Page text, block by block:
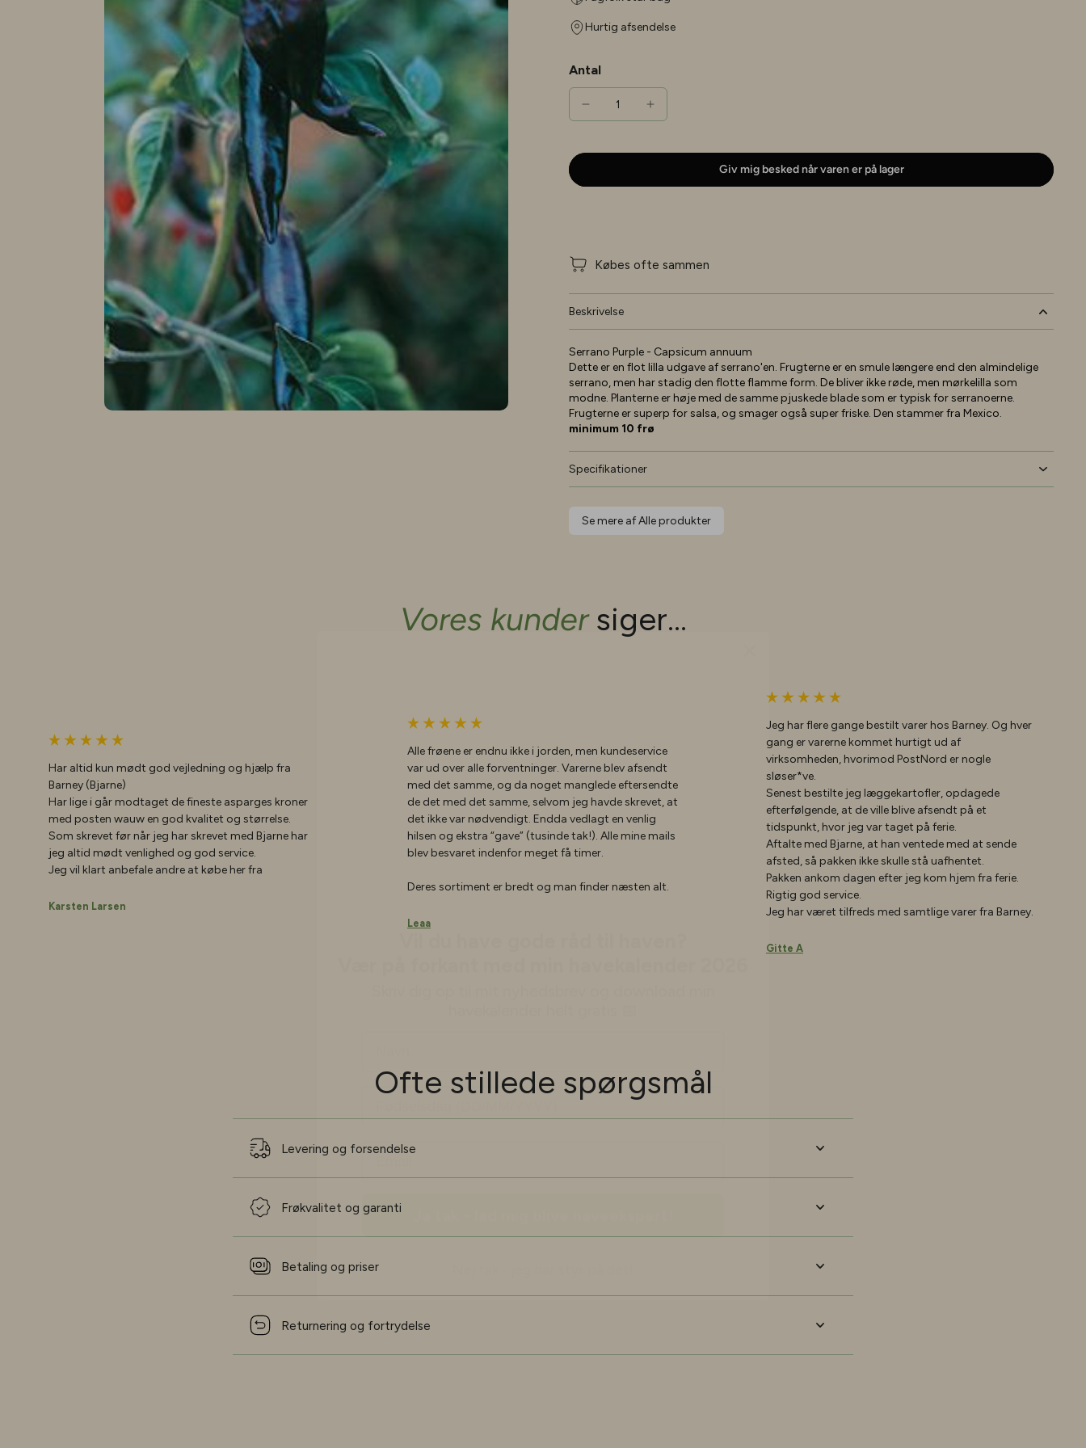
Hurtig afsendelse
Antal
Giv mig besked når varen er på lager
Købes ofte sammen
Beskrivelse
Serrano Purple - Capsicum annuum
Dette er en flot lilla udgave af serrano'en. Frugterne er en smule længere end den almindelige
serrano, men har stadig den flotte flamme form. De bliver ikke røde, men mørkelilla som
modne. Planterne er høje med de samme pjuskede blade som er typisk for serranoerne.
Frugterne er superp for salsa, og smager også super friske. Den stammer fra Mexico.
minimum 10 frø
Specifikationer
Se mere af Alle produkter
Vores kundersiger...
Har altid kun mødt god vejledning og hjælp fra
Barney (Bjarne)
Har lige i går modtaget de fineste asparges kroner
med posten wauw en god kvalitet og størrelse.
Som skrevet før når jeg har skrevet med Bjarne har
jeg altid mødt venlighed og god service.
Jeg vil klart anbefale andre at købe her fra
Karsten Larsen
Alle frøene er endnu ikke i jorden, men kundeservice
var ud over alle forventninger. Varerne blev afsendt
med det samme, og da noget manglede eftersendte
de det med det samme, selvom jeg havde skrevet, at
det ikke var nødvendigt. Endda vedlagt en venlig
hilsen og ekstra “gave” (tusinde tak!). Alle mine mails
blev besvaret indenfor meget få timer.
Deres sortiment er bredt og man finder næsten alt.
Leaa
Jeg har flere gange bestilt varer hos Barney. Og hver
gang er varerne kommet hurtigt ud af
virksomheden, hvorimod PostNord er nogle
sløser*ve.
Senest bestilte jeg læggekartofler, opdagede
efterfølgende, at de ville blive afsendt på et
tidspunkt, hvor jeg var taget på ferie.
Aftalte med Bjarne, at han ventede med at sende
afsted, så pakken ikke skulle stå uafhentet.
Pakken ankom dagen efter jeg kom hjem fra ferie.
Rigtig god service.
Jeg har været tilfreds med samtlige varer fra Barney.
Gitte A
Ofte stillede spørgsmål
Levering og forsendelse
Frøkvalitet og garanti
Betaling og priser
Returnering og fortrydelse
Vær på forkant med min havekalender 2026
Skriv dig op til mit nyhedsbrev og download min
Ja tak - lad mig blive haveekspert!